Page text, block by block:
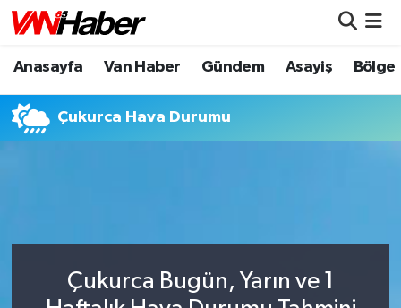
Anasayfa Van Haber Gündem Asayiş Bölge
Çukurca Hava Durumu
Çukurca Bugün, Yarın ve 1
Nöbetçi Eczaneler
Hava Durumu
Son Dakika Haberleri